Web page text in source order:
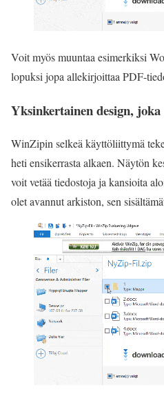
Voit myös muuntaa esimerkiksi
lopuksi jopa allekirjoittaa PDF-
Yksinkertainen design, joka
WinZipin selkeä käyttöliittymä
heti ensikerrasta alkaen. Näytön
voit vetää tiedostoja ja kansioita
olet avannut arkiston, sen